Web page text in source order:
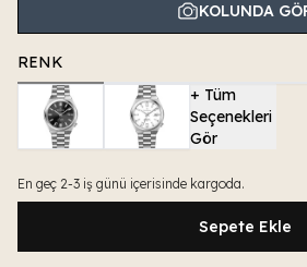
KOLUNDA
RENK
+ Tüm
Seçenekleri
Gör
En geç 2-3 iş günü içerisinde kargoda.
Sepete Ekle